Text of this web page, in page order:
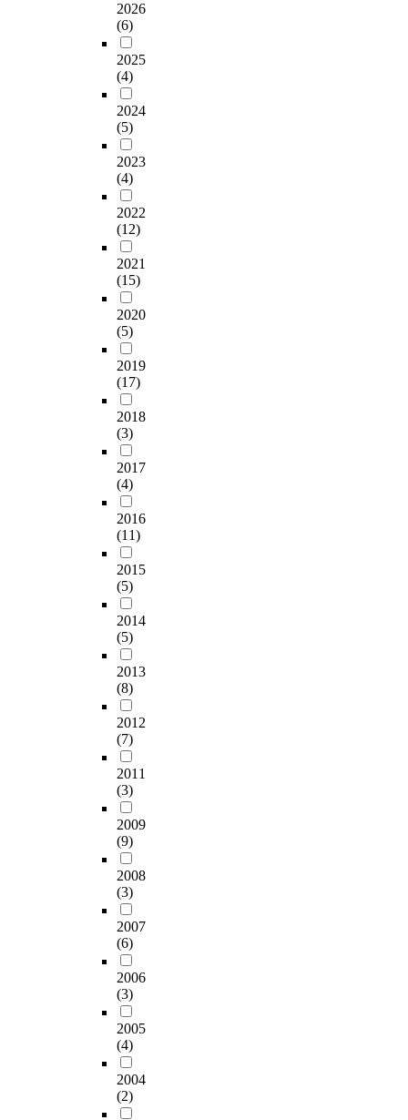
2026
(6)
2025
(4)
2024
(5)
2023
(4)
2022
(12)
2021
(15)
2020
(5)
2019
(17)
2018
(3)
2017
(4)
2016
(11)
2015
(5)
2014
(5)
2013
(8)
2012
(7)
2011
(3)
2009
(9)
2008
(3)
2007
(6)
2006
(3)
2005
(4)
2004
(2)